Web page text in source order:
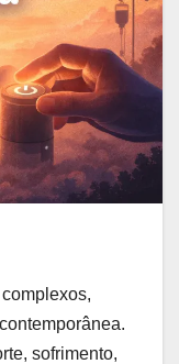
sofrimento,